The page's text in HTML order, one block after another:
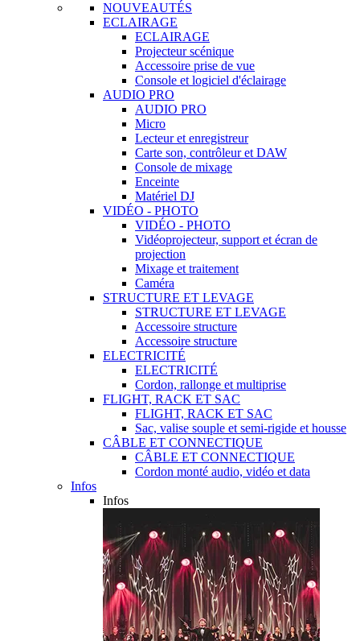
NOUVEAUTÉS
ECLAIRAGE
ECLAIRAGE
Projecteur scénique
Accessoire prise de vue
Console et logiciel d'éclairage
AUDIO PRO
AUDIO PRO
Micro
Lecteur et enregistreur
Carte son, contrôleur et DAW
Console de mixage
Enceinte
Matériel DJ
VIDÉO - PHOTO
VIDÉO - PHOTO
Vidéoprojecteur, support et écran de
projection
Mixage et traitement
Caméra
STRUCTURE ET LEVAGE
STRUCTURE ET LEVAGE
Accessoire structure
Accessoire structure
ELECTRICITÉ
ELECTRICITÉ
Cordon, rallonge et multiprise
FLIGHT, RACK ET SAC
FLIGHT, RACK ET SAC
Sac, valise souple et semi-rigide et housse
CÂBLE ET CONNECTIQUE
CÂBLE ET CONNECTIQUE
Cordon monté audio, vidéo et data
Infos
Infos